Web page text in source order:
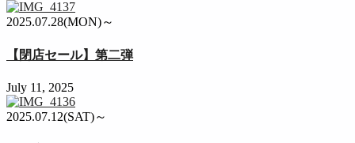
2025.07.28(MON)～
【閉店セール】第二弾
July 11, 2025
2025.07.12(SAT)～